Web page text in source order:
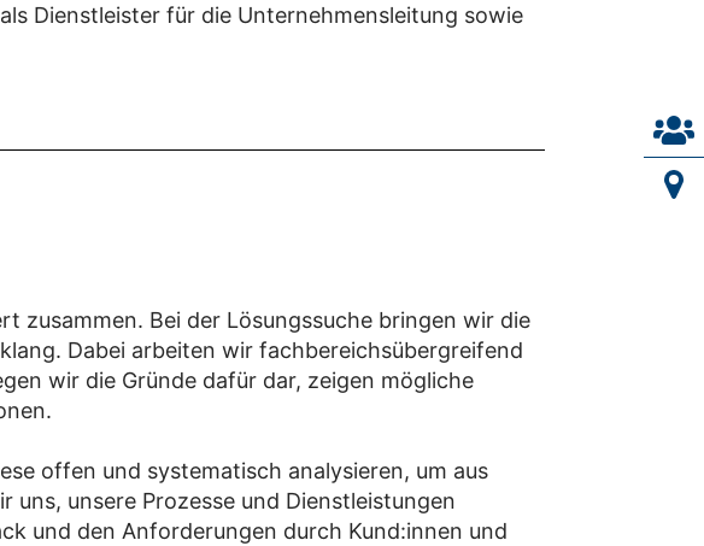
Dienstleister für die Unternehmensleitung sowie
zusammen. Bei der Lösungssuche bringen wir die
Dabei arbeiten wir fachbereichsübergreifend
wir die Gründe dafür dar, zeigen mögliche
offen und systematisch analysieren, um aus
unsere Prozesse und Dienstleistungen
und den Anforderungen durch Kund:innen und